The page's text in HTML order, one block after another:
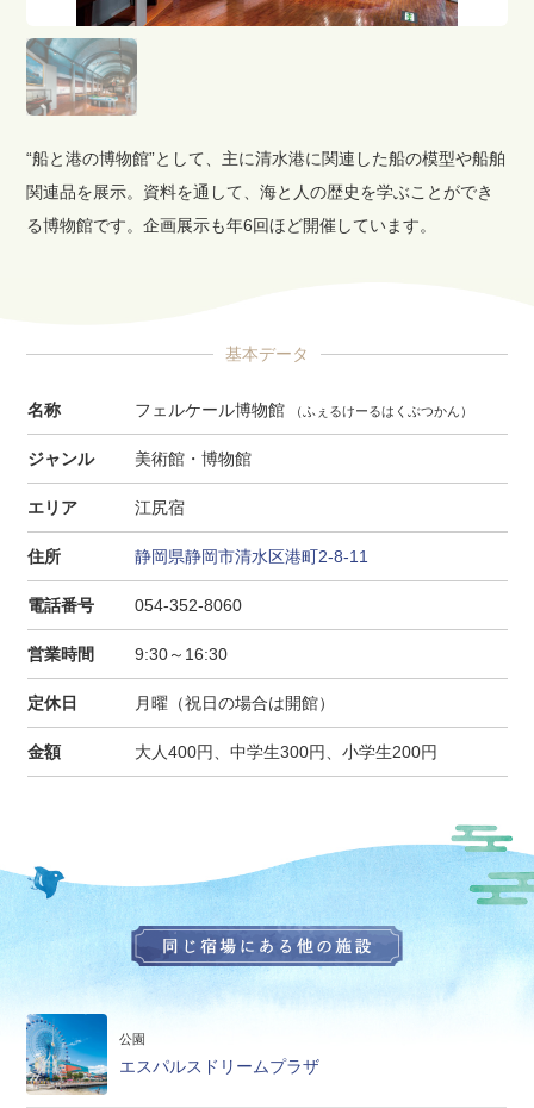
“船と港の博物館”として、主に清水港に関連した船の模型や船舶
関連品を展示。資料を通して、海と人の歴史を学ぶことができ
る博物館です。企画展示も年6回ほど開催しています。
基本データ
名称 フェルケール博物館 （ふぇるけーるはくぶつかん）
ジャンル 美術館・博物館
エリア 江尻宿
住所 静岡県静岡市清水区港町2-8-11
電話番号 054-352-8060
営業時間 9:30～16:30
定休日 月曜（祝日の場合は開館）
金額 大人400円、中学生300円、小学生200円
公園
エスパルスドリームプラザ